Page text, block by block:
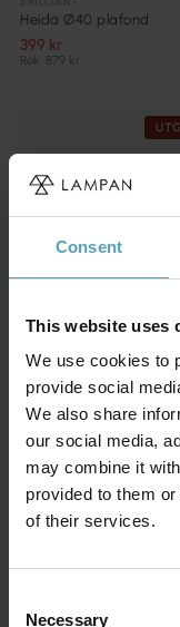
Consent
This website uses
We use cookies to
provide social
We also share
our social media,
may combine it
provided to them
of their services.
Necessary
Heida Ø40 plafond
399 kr
Rek. 879 kr
ARMATURHANTVERK
Mora Ø25 plafond
299 kr
Rek. 1 199 kr